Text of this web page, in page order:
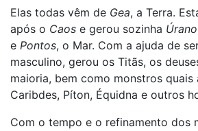
Elas todas vêm de Gea, a Terra.
após o Caos e gerou sozinha Úrano
e Pontos, o Mar. Com a ajuda de
masculino, gerou os Titãs, os
maioria, bem como monstros quais
Caribdes, Píton, Équidna e outros
Com o tempo e o refinamento dos